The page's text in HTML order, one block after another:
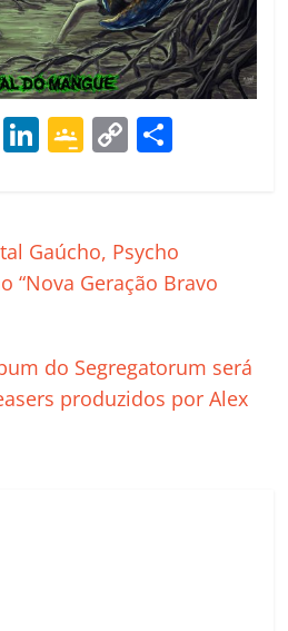
W Li
e
dI
G
gl
e
a
ss
ro
C
y
Li
p
ar
ar
Gaúcho, Psycho
“Nova Geração Bravo
do Segregatorum será
produzidos por Alex